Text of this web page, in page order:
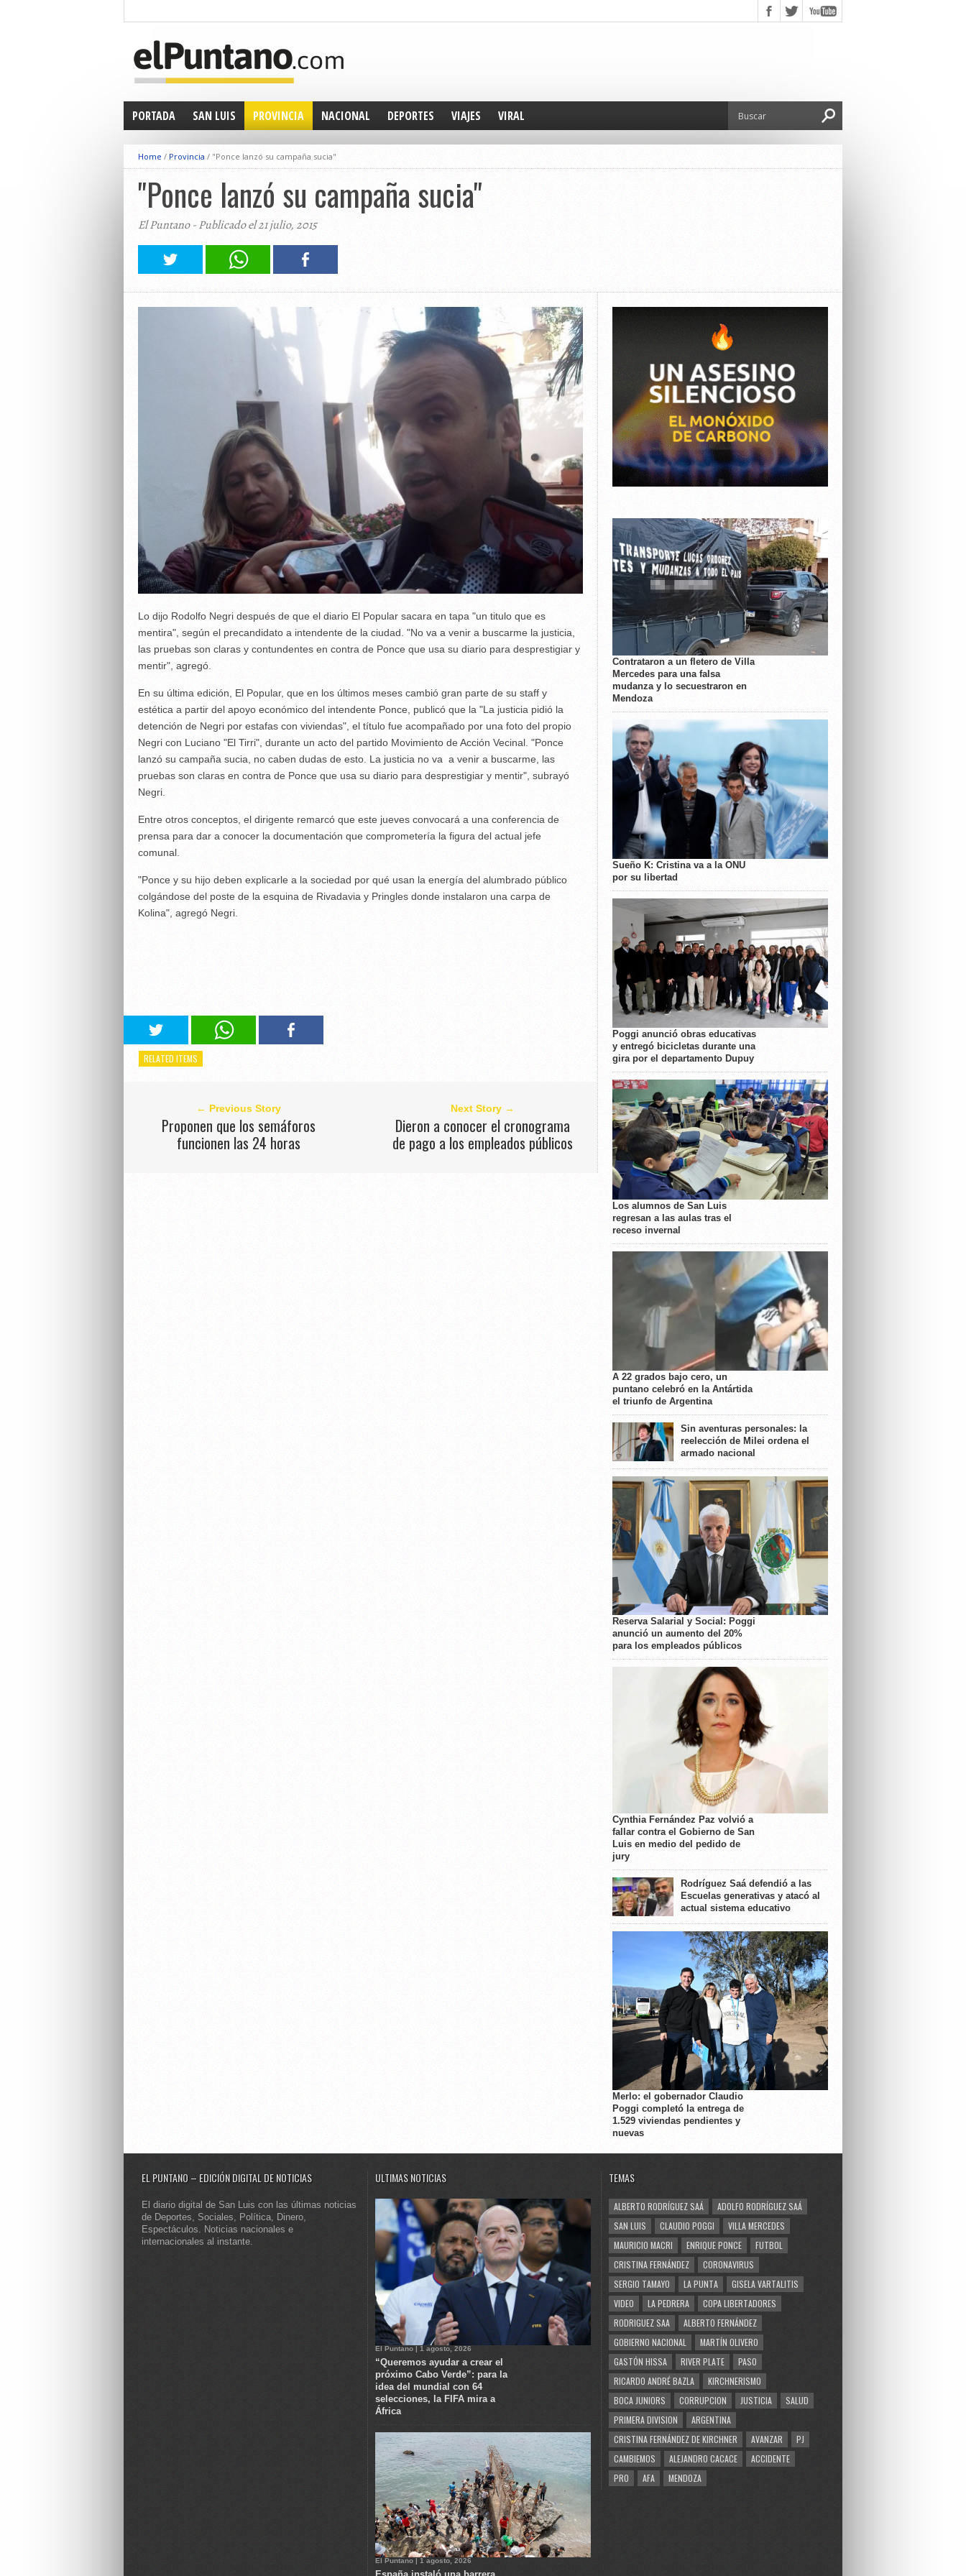
PORTADA SAN LUIS PROVINCIA NACIONAL DEPORTES VIAJES VIRAL
Home / Provincia / "Ponce lanzó su campaña sucia"
"Ponce lanzó su campaña sucia"
El Puntano - Publicado el 21 julio, 2015
Lo dijo Rodolfo Negri después de que el diario El Popular sacara en tapa "un titulo que es
mentira", según el precandidato a intendente de la ciudad. "No va a venir a buscarme la justicia,
las pruebas son claras y contundentes en contra de Ponce que usa su diario para desprestigiar y
mentir", agregó.
En su última edición, El Popular, que en los últimos meses cambió gran parte de su staff y
estética a partir del apoyo económico del intendente Ponce, publicó que la "La justicia pidió la
detención de Negri por estafas con viviendas", el título fue acompañado por una foto del propio
Negri con Luciano "El Tirri", durante un acto del partido Movimiento de Acción Vecinal. "Ponce
lanzó su campaña sucia, no caben dudas de esto. La justicia no va a venir a buscarme, las
pruebas son claras en contra de Ponce que usa su diario para desprestigiar y mentir", subrayó
Negri.
Entre otros conceptos, el dirigente remarcó que este jueves convocará a una conferencia de
prensa para dar a conocer la documentación que comprometería la figura del actual jefe
comunal.
"Ponce y su hijo deben explicarle a la sociedad por qué usan la energía del alumbrado público
colgándose del poste de la esquina de Rivadavia y Pringles donde instalaron una carpa de
Kolina", agregó Negri.
RELATED ITEMS
← Previous Story
Proponen que los semáforos
funcionen las 24 horas
Next Story →
Dieron a conocer el cronograma
de pago a los empleados públicos
Contrataron a un fletero de Villa
Mercedes para una falsa
mudanza y lo secuestraron en
Mendoza
Sueño K: Cristina va a la ONU
por su libertad
Poggi anunció obras educativas
y entregó bicicletas durante una
gira por el departamento Dupuy
Los alumnos de San Luis
regresan a las aulas tras el
receso invernal
A 22 grados bajo cero, un
puntano celebró en la Antártida
el triunfo de Argentina
Sin aventuras personales: la
reelección de Milei ordena el
armado nacional
Reserva Salarial y Social: Poggi
anunció un aumento del 20%
para los empleados públicos
Cynthia Fernández Paz volvió a
fallar contra el Gobierno de San
Luis en medio del pedido de
jury
Rodríguez Saá defendió a las
Escuelas generativas y atacó al
actual sistema educativo
Merlo: el gobernador Claudio
Poggi completó la entrega de
1.529 viviendas pendientes y
nuevas
EL PUNTANO – EDICIÓN DIGITAL DE NOTICIAS
El diario digital de San Luis con las últimas noticias
de Deportes, Sociales, Política, Dinero,
Espectáculos. Noticias nacionales e
internacionales al instante.
ULTIMAS NOTICIAS
El Puntano | 1 agosto, 2026
“Queremos ayudar a crear el
próximo Cabo Verde”: para la
idea del mundial con 64
selecciones, la FIFA mira a
África
El Puntano | 1 agosto, 2026
TEMAS
ALBERTO RODRÍGUEZ SAÁ
ADOLFO RODRÍGUEZ SAÁ
SAN LUIS
CLAUDIO POGGI
VILLA MERCEDES
MAURICIO MACRI
ENRIQUE PONCE
FUTBOL
CRISTINA FERNÁNDEZ
CORONAVIRUS
SERGIO TAMAYO
LA PUNTA
GISELA VARTALITIS
VIDEO
LA PEDRERA
COPA LIBERTADORES
RODRIGUEZ SAA
ALBERTO FERNÁNDEZ
GOBIERNO NACIONAL
MARTÍN OLIVERO
GASTÓN HISSA
RIVER PLATE
PASO
RICARDO ANDRÉ BAZLA
KIRCHNERISMO
BOCA JUNIORS
CORRUPCION JUSTICIA
SALUD
PRIMERA DIVISION
ARGENTINA
CRISTINA FERNÁNDEZ DE KIRCHNER
AVANZAR
PJ
CAMBIEMOS
ALEJANDRO CACACE
ACCIDENTE
PRO
AFA MENDOZA